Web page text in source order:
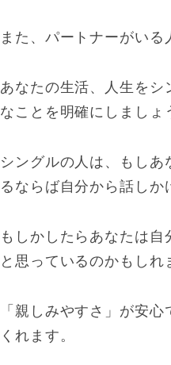
また、パートナーがいる
あなたの生活、人生を
なことを明確にしましょ
シングルの人は、もし
るならば自分から話しか
もしかしたらあなたは
と思っているのかもしれ
「親しみやすさ」が安
くれます。